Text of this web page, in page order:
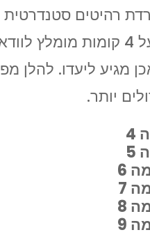
קומות. מעל 4 קומות מומלץ
מגיע ליעדו. להלן
יותר.
6
7
8
9